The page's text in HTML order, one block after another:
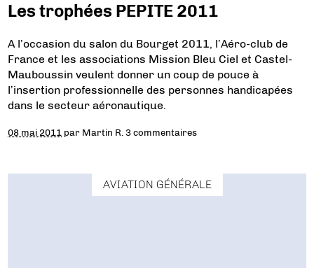
Les trophées PEPITE 2011
A l’occasion du salon du Bourget 2011, l’Aéro-club de
France et les associations Mission Bleu Ciel et Castel-
Mauboussin veulent donner un coup de pouce à
l’insertion professionnelle des personnes handicapées
dans le secteur aéronautique.
08 mai 2011 par Martin R. 3 commentaires
AVIATION GÉNÉRALE